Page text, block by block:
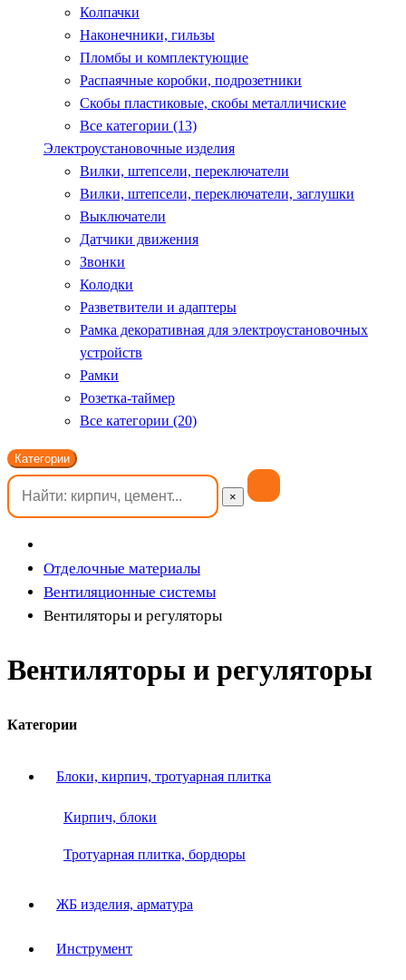
Колпачки
Наконечники, гильзы
Пломбы и комплектующие
Распаячные коробки, подрозетники
Скобы пластиковые, скобы металличиские
Все категории (13)
Электроустановочные изделия
Вилки, штепсели, переключатели
Вилки, штепсели, переключатели, заглушки
Выключатели
Датчики движения
Звонки
Колодки
Разветвители и адаптеры
Рамка декоративная для электроустановочных
устройств
Рамки
Розетка-таймер
Все категории (20)
Категории
×
Отделочные материалы
Вентиляционные системы
Вентиляторы и регуляторы
Вентиляторы и регуляторы
Категории
Блоки, кирпич, тротуарная плитка
Кирпич, блоки
Тротуарная плитка, бордюры
ЖБ изделия, арматура
Инструмент